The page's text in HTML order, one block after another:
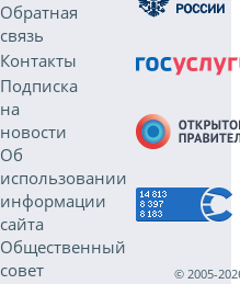
Обратная
связь
Контакты
Подписка
на
новости
Об
использовании
информации
сайта
Общественный
совет
© 2005-